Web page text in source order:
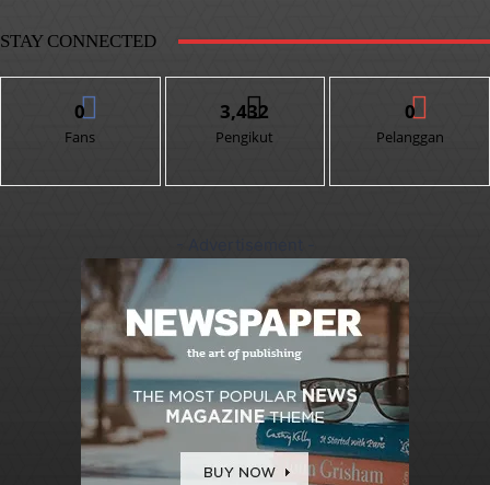
STAY CONNECTED
0
Fans
3,432
Pengikut
0
Pelanggan